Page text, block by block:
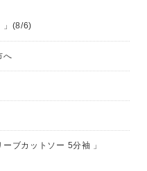
」(8/6)
へ
ブカットソー 5分袖 」